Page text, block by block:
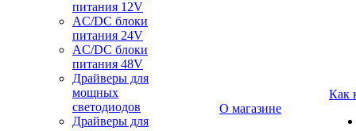
питания 12V
AC/DC блоки
питания 24V
AC/DC блоки
питания 48V
Драйверы для
мощных
светодиодов
Драйверы для
О магазине
Как